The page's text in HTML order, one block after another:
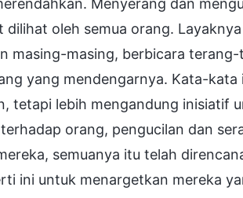
Menyerang dan
dilihat oleh semua orang.
masing-masing, berbicara
yang mendengarnya. Kata-
tetapi lebih mengandung inisiatif
orang, pengucilan dan
semuanya itu telah
ini untuk menargetkan mereka